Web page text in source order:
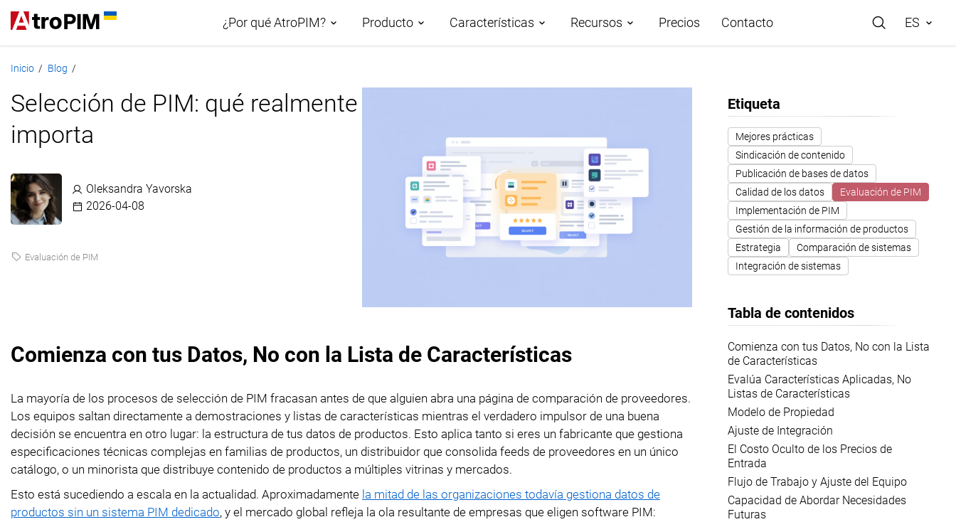
¿Por qué AtroPIM? Producto
PIM basado en IA
Clasificación de los datos del
producto
Sindicación de datos de
datos
Pasaporte Digital de
Producto
Cumplimiento PPWR
Módulos
Integraciones
PIM Amazon Integration
Características
Gestión de datos
Taxonomías
Canales y atributos
Gestión de activos digitales
Exportación de datos
Recursos
AtroCore Store
Centro de ayuda
Blog
Glosario
Precios Contacto ES
Inicio / Blog /
Selección de PIM: qué realmente
importa
Oleksandra Yavorska
2026-04-08
Evaluación de PIM
Comienza con tus Datos, No con la Lista de Características
La mayoría de los procesos de selección de PIM fracasan antes de que alguien abra una página de comparación de proveedores.
Los equipos saltan directamente a demostraciones y listas de características mientras el verdadero impulsor de una buena
decisión se encuentra en otro lugar: la estructura de tus datos de productos. Esto aplica tanto si eres un fabricante que gestiona
especificaciones técnicas complejas en familias de productos, un distribuidor que consolida feeds de proveedores en un único
catálogo, o un minorista que distribuye contenido de productos a múltiples vitrinas y mercados.
Esto está sucediendo a escala en la actualidad. Aproximadamente la mitad de las organizaciones todavía gestiona datos de
productos sin un sistema PIM dedicado, y el mercado global refleja la ola resultante de empresas que eligen software PIM:
Etiqueta
Mejores prácticas
Sindicación de contenido
Publicación de bases de datos
Calidad de los datos
Evaluación de PIM
Implementación de PIM
Gestión de la información de productos
Estrategia
Comparación de sistemas
Integración de sistemas
Tabla de contenidos
Comienza con tus Datos, No con la Lista
de Características
Evalúa Características Aplicadas, No
Listas de Características
Modelo de Propiedad
Ajuste de Integración
El Costo Oculto de los Precios de
Entrada
Flujo de Trabajo y Ajuste del Equipo
Capacidad de Abordar Necesidades
Futuras